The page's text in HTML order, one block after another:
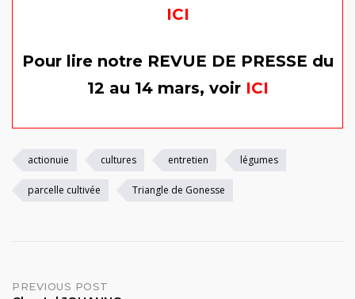
ICI
Pour lire notre REVUE DE PRESSE du
12 au 14 mars, voir ICI
actionuie cultures entretien légumes
parcelle cultivée Triangle de Gonesse
Post
PREVIOUS POST